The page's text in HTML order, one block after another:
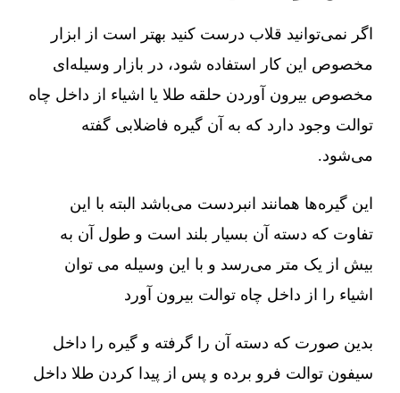
اگر نمی‌توانید قلاب درست کنید بهتر است از ابزار
مخصوص این کار استفاده شود، در بازار وسیله‌ای
مخصوص بیرون آوردن حلقه طلا یا اشیاء از داخل چاه
توالت وجود دارد که به آن گیره فاضلابی گفته
می‌شود.
این گیره‌ها همانند انبردست می‌باشد البته با این
تفاوت که دسته آن بسیار بلند است و طول آن به
بیش از یک متر می‌رسد و با این وسیله می توان
اشیاء را از داخل چاه توالت بیرون آورد
بدین صورت که دسته آن را گرفته و گیره را داخل
سیفون توالت فرو برده و پس از پیدا کردن طلا داخل